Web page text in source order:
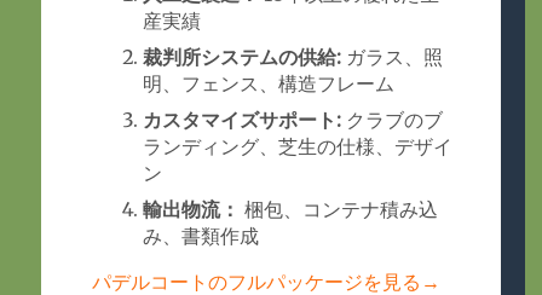
産実績
裁判所システムの供給:ガラス、照
明、フェンス、構造フレーム
カスタマイズサポート:クラブのブ
ランディング、芝生の仕様、デザイ
ン
輸出物流： 梱包、コンテナ積み込
み、書類作成
パデルコートのフルパッケージを見る→